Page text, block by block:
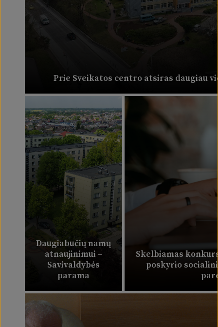
Prie Sveikatos centro atsiras daugiau
Daugiabučių namų
atnaujinimui –
Savivaldybės
parama
Skelbiamas
poskyrio